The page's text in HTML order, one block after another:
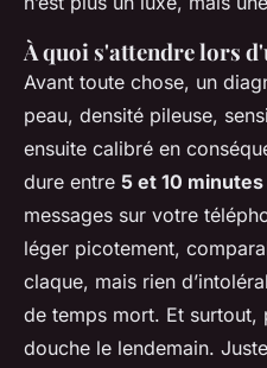
À quoi s'attendre lors
Avant toute chose, un
peau, densité pileuse,
ensuite calibré en
dure entre 5 et 10 minutes
messages sur votre
léger picotement,
claque, mais rien
de temps mort. Et surtout,
douche le lendemain.